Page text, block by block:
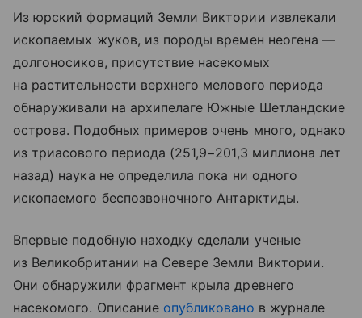
Из юрский формаций Земли Виктории извлекали
ископаемых жуков, из породы времен неогена —
долгоносиков, присутствие насекомых
на растительности верхнего мелового периода
обнаруживали на архипелаге Южные Шетландские
острова. Подобных примеров очень много, однако
из триасового периода (251,9−201,3 миллиона лет
назад) наука не определила пока ни одного
ископаемого беспозвоночного Антарктиды.
Впервые подобную находку сделали ученые
из Великобритании на Севере Земли Виктории.
Они обнаружили фрагмент крыла древнего
насекомого. Описание опубликовано в журнале